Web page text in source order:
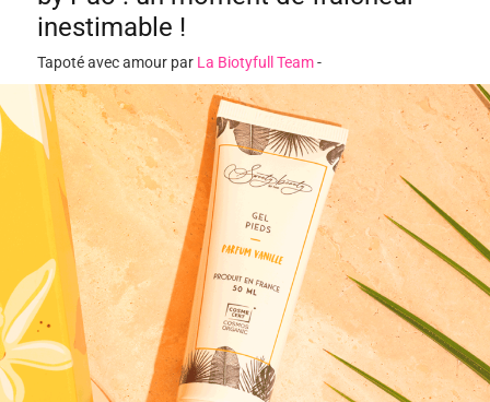
inestimable !
Tapoté avec amour par La Biotyfull Team-